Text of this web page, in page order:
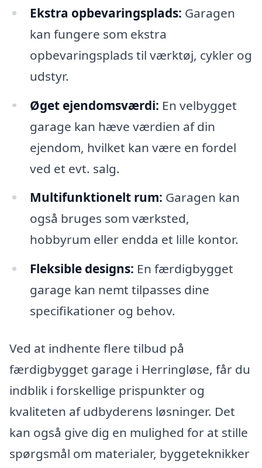
Ekstra opbevaringsplads: Garagen
kan fungere som ekstra
opbevaringsplads til værktøj, cykler og
udstyr.
Øget ejendomsværdi: En velbygget
garage kan hæve værdien af din
ejendom, hvilket kan være en fordel
ved et evt. salg.
Multifunktionelt rum: Garagen kan
også bruges som værksted,
hobbyrum eller endda et lille kontor.
Fleksible designs: En færdigbygget
garage kan nemt tilpasses dine
specifikationer og behov.
Ved at indhente flere tilbud på
færdigbygget garage i Herringløse, får du
indblik i forskellige prispunkter og
kvaliteten af udbyderens løsninger. Det
kan også give dig en mulighed for at stille
spørgsmål om materialer, byggeteknikker